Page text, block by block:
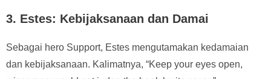
3. Estes: Kebijaksanaan dan Damai
Sebagai hero Support, Estes mengutamakan kedamaian
dan kebijaksanaan. Kalimatnya, “Keep your eyes open,